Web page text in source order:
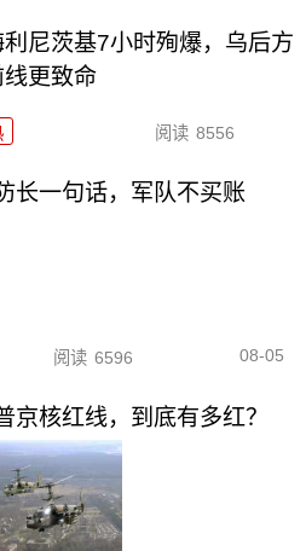
利尼茨基7小时殉爆，乌后方
线更致命
阅读 8556
长一句话，军队不买账
阅读 6596 08-05
京核红线，到底有多红？